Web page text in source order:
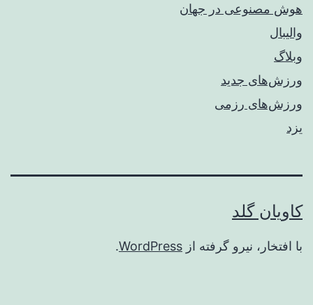
هوش مصنوعی در جهان
والیبال
وبلاگ
ورزش‌های جدید
ورزش‌های رزمی
یزد
کاویان گلد
با افتخار، نیرو گرفته از WordPress
.